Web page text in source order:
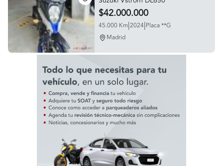
$42.000.000
45.000 Km|2024|Placa **G
Madrid